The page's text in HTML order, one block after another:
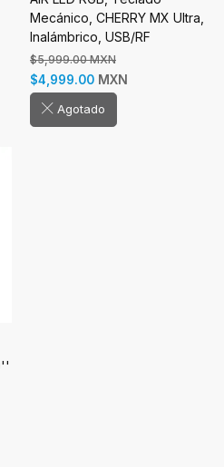
Mecánico, CHERRY MX Ultra,
Inalámbrico, USB/RF
Inalámbrico/Bluetooth,
Negro, Inglés
$5,999.00 MXN
$4,999.00 MXN
Agotado